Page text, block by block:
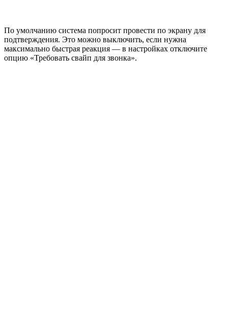
По умолчанию система попросит провести по экрану для
подтверждения. Это можно выключить, если нужна
максимально быстрая реакция — в настройках отключите
опцию «Требовать свайп для звонка».